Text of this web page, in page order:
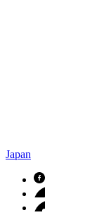
Japan